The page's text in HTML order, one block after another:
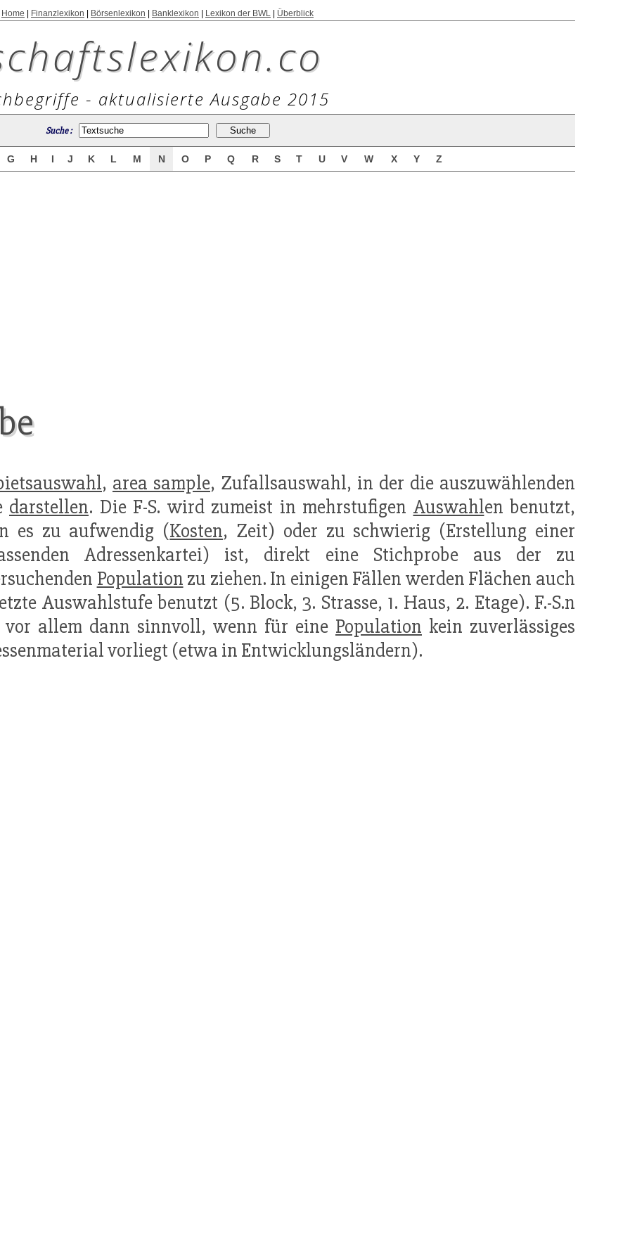
Home Finanzlexikon Börsenlexikon Banklexikon Lexikon der BWL Überblick
- aktualisierte Ausgabe 2015
Suche :
G H I J K L M N O P Q R S T U V W X Y Z
, area sample, Zufallsauswahl, in der die auszuwählenden
darstellen. Die F-S. wird zumeist in mehrstufigen Auswahlen benutzt,
es zu aufwendig (Kosten, Zeit) oder zu schwierig (Erstellung einer
Adressenkartei) ist, direkt eine Stichprobe aus der zu
Population zu ziehen. In einigen Fällen werden Flächen auch
Auswahlstufe benutzt (5. Block, 3. Strasse, 1. Haus, 2. Etage). F.-S.n
vor allem dann sinnvoll, wenn für eine Population kein zuverlässiges
vorliegt (etwa in Entwicklungsländern).